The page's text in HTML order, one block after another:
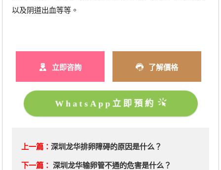
以及阴道出血等等。
立即咨詢 了解價格
WhatsApp立即預約
上一篇： 深圳龙华排卵障碍的原因是什么？
下一篇： 深圳龙华输卵管不通的危害是什么？